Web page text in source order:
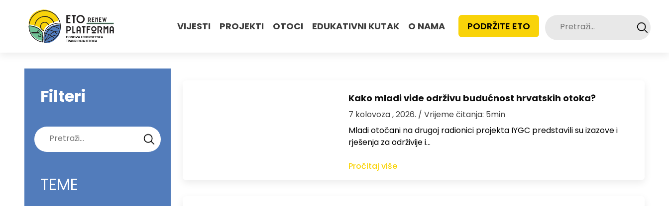
VIJESTI PROJEKTI OTOCI EDUKATIVNI KUTAK O NAMA PODRŽITE ETO Pretraži:
Filteri
Pretraži:
TEME
Kako mladi vide održivu budućnost hrvatskih otoka?
7 kolovoza , 2026. / Vrijeme čitanja: 5min
Mladi otočani na drugoj radionici projekta IYGC predstavili su izazove i
rješenja za održivije i…
Pročitaj više